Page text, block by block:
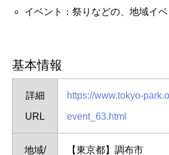
イベント：祭りなどの、地域イ
基本情報
詳細
URL
https://www.tokyo-
event_63.html
地域/ 【東京都】調布市